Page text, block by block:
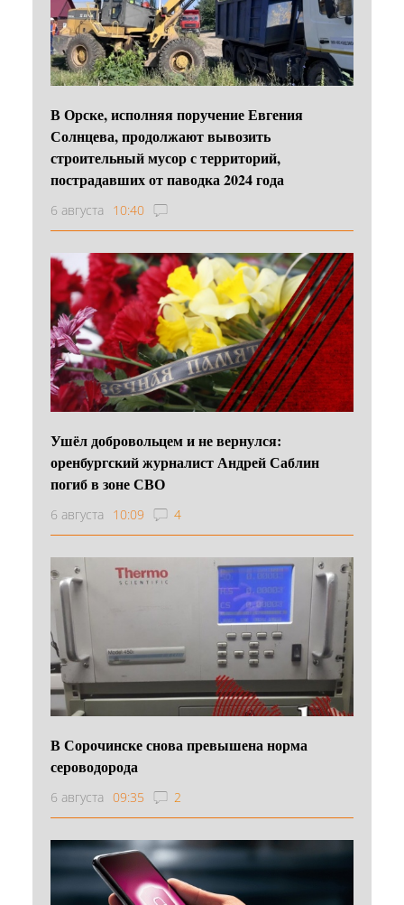
В Орске, исполняя поручение Евгения
Солнцева, продолжают вывозить
строительный мусор с территорий,
пострадавших от паводка 2024 года
6 августа 10:40
Ушёл добровольцем и не вернулся:
оренбургский журналист Андрей Саблин
погиб в зоне СВО
6 августа 10:09 4
В Сорочинске снова превышена норма
сероводорода
6 августа 09:35 2